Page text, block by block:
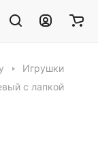
Игрушки
с лапкой